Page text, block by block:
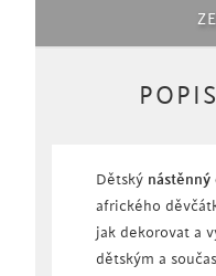
Dětský nástěnný
afrického
jak dekorovat a
dětským a